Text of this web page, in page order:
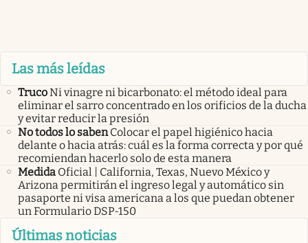
Las más leídas
TrucoNi vinagre ni bicarbonato: el método ideal para
eliminar el sarro concentrado en los orificios de la ducha
y evitar reducir la presión
No todos lo saben Colocar el papel higiénico hacia
delante o hacia atrás: cuál es la forma correcta y por qué
recomiendan hacerlo solo de esta manera
Medida Oficial | California, Texas, Nuevo México y
Arizona permitirán el ingreso legal y automático sin
pasaporte ni visa americana a los que puedan obtener
un Formulario DSP-150
Últimas noticias